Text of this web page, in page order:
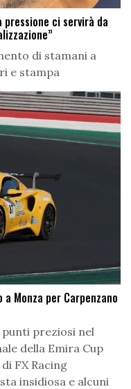
ci servirà da
di stamani a
e stampa
Monza per Carpenzano
punti preziosi nel
della Emira Cup
FX Racing
insidiosa e alcuni